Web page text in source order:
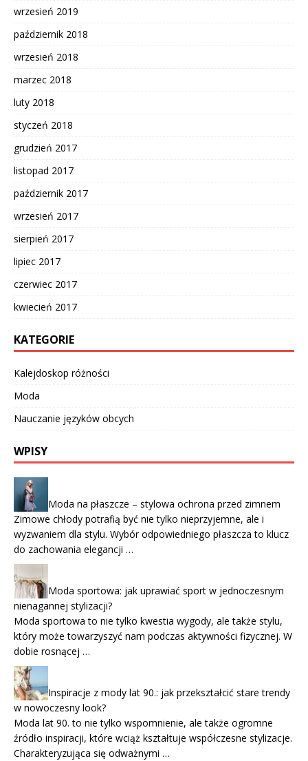
wrzesień 2019
październik 2018
wrzesień 2018
marzec 2018
luty 2018
styczeń 2018
grudzień 2017
listopad 2017
październik 2017
wrzesień 2017
sierpień 2017
lipiec 2017
czerwiec 2017
kwiecień 2017
KATEGORIE
Kalejdoskop różności
Moda
Nauczanie języków obcych
WPISY
Moda na płaszcze – stylowa ochrona przed zimnem
Zimowe chłody potrafią być nie tylko nieprzyjemne, ale i
wyzwaniem dla stylu. Wybór odpowiedniego płaszcza to klucz
do zachowania elegancji …
Moda sportowa: jak uprawiać sport w jednoczesnym
nienagannej stylizacji?
Moda sportowa to nie tylko kwestia wygody, ale także stylu,
który może towarzyszyć nam podczas aktywności fizycznej. W
dobie rosnącej …
Inspiracje z mody lat 90.: jak przekształcić stare trendy
w nowoczesny look?
Moda lat 90. to nie tylko wspomnienie, ale także ogromne
źródło inspiracji, które wciąż kształtuje współczesne stylizacje.
Charakteryzująca się odważnymi …